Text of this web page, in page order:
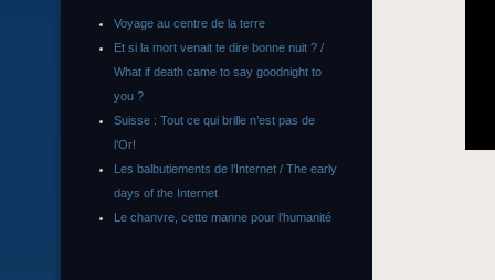
Voyage au centre de la terre
Et si la mort venait te dire bonne nuit ? /
What if death came to say goodnight to
you ?
Suisse : Tout ce qui brille n’est pas de
l’Or!
Les balbutiements de l’Internet / The early
days of the Internet
Le chanvre, cette manne pour l’humanité